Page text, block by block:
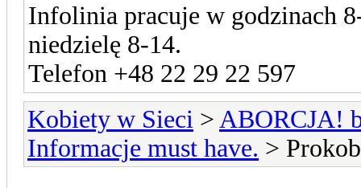
Infolinia pracuje w godzinach
niedzielę 8-14.
Telefon +48 22 29 22 597
Kobiety w Sieci > ABORCJA!
Informacje must have. >